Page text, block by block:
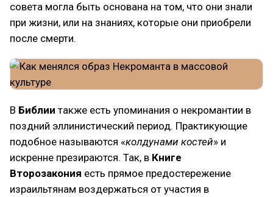
совета могла быть основана на том, что они знали
при жизни, или на знаниях, которые они приобрели
после смерти.
В Библии также есть упоминания о некромантии в
поздний эллинистический период. Практикующие
подобное называются «колдунами костей» и
искренне презираются. Так, в Книге
Второзакония есть прямое предостережение
израильтянам воздержаться от участия в